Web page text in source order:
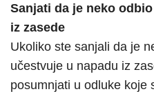
Sanjati da je neko
iz zasede
Ukoliko ste sanjali da je
učestvuje u napadu iz
posumnjati u odluke koje